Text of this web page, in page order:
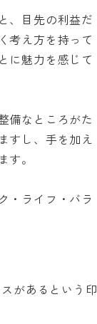
、目先の利益だ
考え方を持って
に魅力を感じて
備なところがた
すし、手を加え
す。
・ライフ・バラ
があるという印